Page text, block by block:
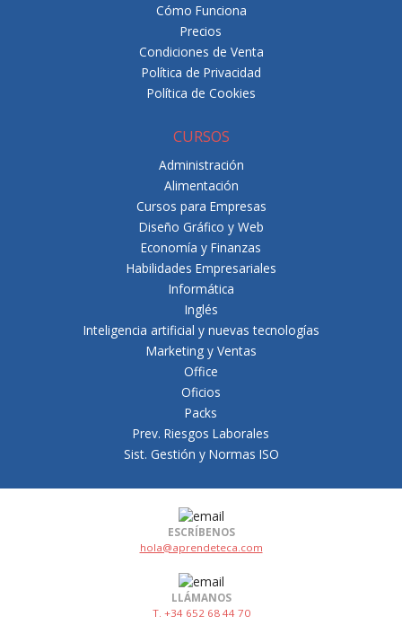
Cómo Funciona
Precios
Condiciones de Venta
Política de Privacidad
Política de Cookies
CURSOS
Administración
Alimentación
Cursos para Empresas
Diseño Gráfico y Web
Economía y Finanzas
Habilidades Empresariales
Informática
Inglés
Inteligencia artificial y nuevas tecnologías
Marketing y Ventas
Office
Oficios
Packs
Prev. Riesgos Laborales
Sist. Gestión y Normas ISO
ESCRÍBENOS
hola@aprendeteca.com
LLÁMANOS
T. +34 652 68 44 70